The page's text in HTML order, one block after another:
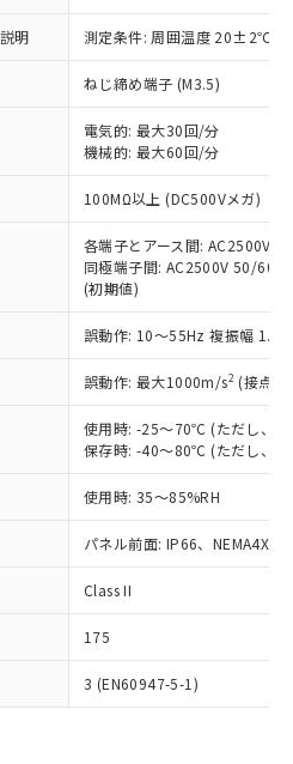
明 測定条件: 周囲温度 20±2℃、
ねじ締め端子 (M3.5)
電気的: 最大30回/分
機械的: 最大60回/分
100MΩ以上 (DC500Vメガ)
各端子とアース間: AC2500V
同極端子間: AC2500V 50/
(初期値)
誤動作: 10～55Hz 複振幅
誤動作: 最大1000m/s2 (接点
使用時: -25～70℃ (ただし、氷
保存時: -40～80℃ (ただし、氷
使用時: 35～85%RH
パネル前面: IP66、NEMA4X,
Class II
175
3 (EN60947-5-1)
いただき、同意のうえ
、当社制御機器事業取扱
庫状況および標準価格
せていただくもので
事業取扱商品の中には、
対象外となる商品もある
ください。
標準価格照会結果は、
更新日時点での社内デー
成されるものであり、閲
での実際の在庫および標
なる場合があることをご
況および標準価格はお客
、またはお客様担当のオ
器販売店・当社販売員に
機器販売店や当社販売拠
ットワーク
」をご確認
び標準価格結果を当社の
第三者に漏洩または開
お願いします。
能（部品リスト作成サー
RoHS指令（10物質）の
RoHS指令（10物質）の
調査中または確認中の
ス料など無形物で、有
ない商品です。
り、非含有部品として
と判明した場合などや
とがあります。
銀(Hg) 1000ppm以下、 カド
以下、ポリ臭化ビフェニル
ポリ臭化ジフェニルエーテル類
タル酸ビス(2-エチルヘキシ
以下、フタル酸ブチ
以下、フタル酸ジブチル
、フタル酸ジイソブチル
監視および制御機器に対する
質については閾値を超える意
確認しています。
状況などにより、予定
あります。
表
料含有率が中国RoHSの
とを示します。
料含有率が中国RoHSの
ことを示します。
。当社販売部門へお問
、 PBBs(ポリ臭化ビフェ
ポリ臭化ジフェニルエーテ
: 1000ppm、 DIBP(フタル酸ジ
BBP(フタル酸ブチルベンジ
限
物質）のすべてが基
を示します。
状況下において有害物
、環境に深刻な影響を
ら貴社製品のうち、外国
貿易法に定める商品
物等」という）を輸出
の提供する場合は、日本
許可(または役務取引許
などの必要な手続きを
物を破棄する場合は、完
など、違法に輸出されな
段を講じます。
品を、核兵器、ミサイ
、生物兵器またはその他
れらの製造装置等に一切
ん。
製品を第三者に販売する
、2および3の内容を当
知します。また当社は、
販売に係わる関係者が違
それがある場合は、取
上の在庫あり
は満たないが在庫あり
(最新の在庫状況につ
お客様のお取引先、ま
様担当のオムロン制御
店・当社販売員にご確
)
機種、また在庫状況の